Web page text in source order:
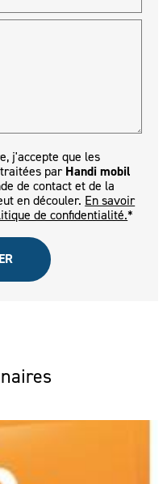
j'accepte que les
parHandi mobil
de contact et de la
en découler. En savoir
de confidentialité.*